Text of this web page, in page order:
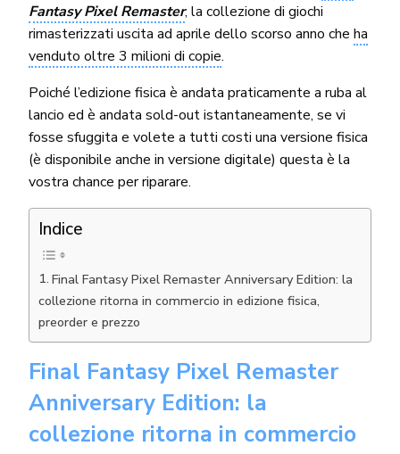
Fantasy Pixel Remaster, la collezione di giochi
rimasterizzati uscita ad aprile dello scorso anno cheha
venduto oltre 3 milioni di copie.
Poiché l’edizione fisica è andata praticamente a ruba al
lancio ed è andata sold-out istantaneamente, se vi
fosse sfuggita e volete a tutti costi una versione fisica
(è disponibile anche in versione digitale) questa è la
vostra chance per riparare.
Indice
Final Fantasy Pixel Remaster Anniversary Edition: la
collezione ritorna in commercio in edizione fisica,
preorder e prezzo
Final Fantasy Pixel Remaster
Anniversary Edition: la
collezione ritorna in commercio